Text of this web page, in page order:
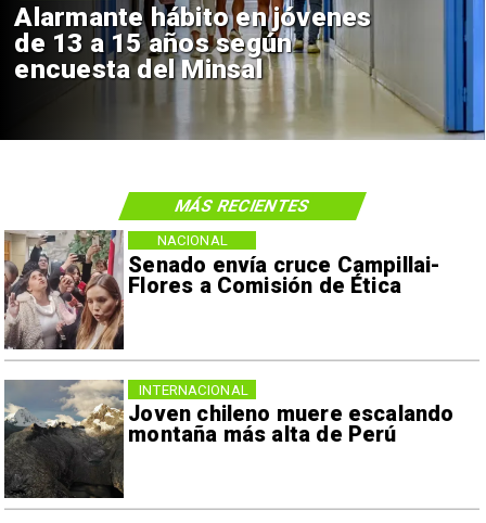
Alarmante hábito en jóvenes
de 13 a 15 años según
encuesta del Minsal
Senado envía cruce Campillai-
Flores a Comisión de Ética
NACIONAL
Joven chileno muere escalando
montaña más alta de Perú
INTERNACIONAL
MÁS RECIENTES